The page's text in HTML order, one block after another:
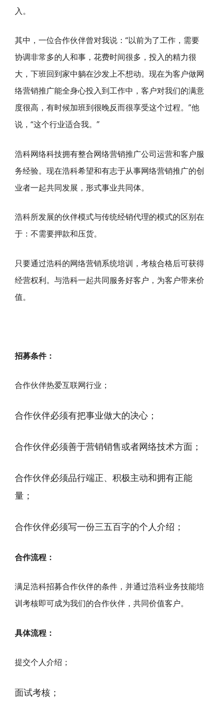
入。
其中，一位合作伙伴曾对我说：“以前为了工作，需要
协调非常多的人和事，花费时间很多，投入的精力很
大，下班回到家中躺在沙发上不想动。现在为客户做网
络营销推广能全身心投入到工作中，客户对我们的满意
度很高，有时候加班到很晚反而很享受这个过程。”他
说，“这个行业适合我。”
浩科网络科技拥有整合网络营销推广公司运营和客户服
务经验。现在浩科希望和有志于从事网络营销推广的创
业者一起共同发展，形式事业共同体。
浩科所发展的伙伴模式与传统经销代理的模式的区别在
于：不需要押款和压货。
只要通过浩科的网络营销系统培训，考核合格后可获得
经营权利。与浩科一起共同服务好客户，为客户带来价
值。
招募条件：
合作伙伴热爱互联网行业；
合作伙伴必须有把事业做大的决心；
合作伙伴必须善于营销销售或者网络技术方面；
合作伙伴必须品行端正、积极主动和拥有正能
量；
合作伙伴必须写一份三五百字的个人介绍；
合作流程：
满足浩科招募合作伙伴的条件，并通过浩科业务技能培
训考核即可成为我们的合作伙伴，共同价值客户。
具体流程：
提交个人介绍；
面试考核；